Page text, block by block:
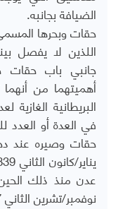
الضيافة بجانبه.
حقات وبحرها
اللذين لا يفصل
جانبي باب حقات
أهميتهما من
البريطانية
في العدة أو العدد
نوفمبر/‏‏‏تشرين الثاني 1967.